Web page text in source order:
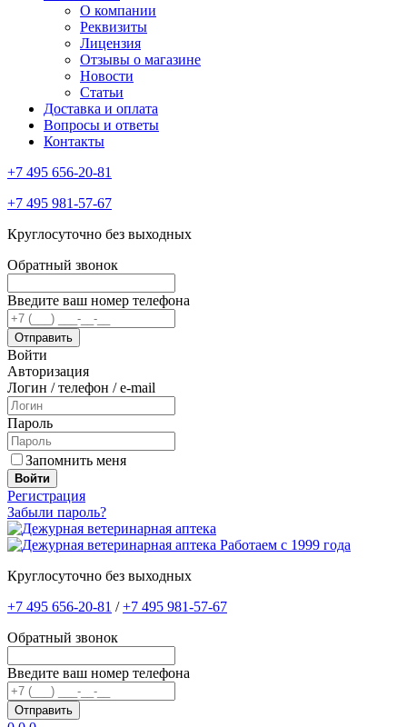
О компании
Реквизиты
Лицензия
Отзывы о магазине
Новости
Статьи
Доставка и оплата
Вопросы и ответы
Контакты
+7 495 656-20-81
+7 495 981-57-67
Круглосуточно без выходных
Обратный звонок
Введите ваш номер телефона
Войти
Авторизация
Логин / телефон / e-mail
Пароль
Запомнить меня
Войти
Регистрация
Забыли пароль?
Работаем с 1999 года
Круглосуточно без выходных
+7 495 656-20-81 /+7 495 981-57-67
Обратный звонок
Введите ваш номер телефона